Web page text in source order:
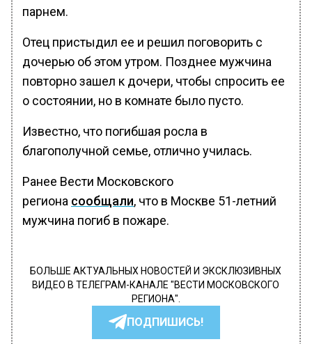
парнем.
Отец пристыдил ее и решил поговорить с
дочерью об этом утром. Позднее мужчина
повторно зашел к дочери, чтобы спросить ее
о состоянии, но в комнате было пусто.
Известно, что погибшая росла в
благополучной семье, отлично училась.
Ранее Вести Московского
региона сообщали, что в Москве 51-летний
мужчина погиб в пожаре.
БОЛЬШЕ АКТУАЛЬНЫХ НОВОСТЕЙ И ЭКСКЛЮЗИВНЫХ
ВИДЕО В ТЕЛЕГРАМ-КАНАЛЕ "ВЕСТИ МОСКОВСКОГО
РЕГИОНА".
ПОДПИШИСЬ!